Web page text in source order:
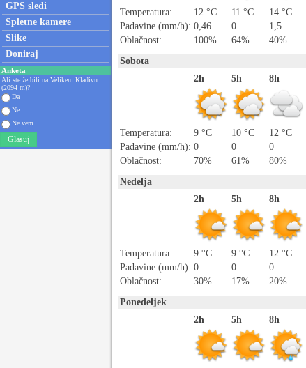
GPS sledi
Spletne kamere
Slike
Doniraj
Anketa
Ali ste že bili na Velikem Kladivu
(2094 m)?
Da
Ne
Ne vem
Glasuj
Temperatura:
12 °C
Padavine (mm/h): 0,46
Oblačnost:
100%
11 °C
0
64%
14 °C
1,5
40%
Sobota
2h
Temperatura:
9 °C
Padavine (mm/h): 0
Oblačnost:
70%
5h
10 °C
0
61%
8h
12 °C
0
80%
Nedelja
2h
Temperatura:
9 °C
Padavine (mm/h): 0
Oblačnost:
30%
5h
9 °C
0
17%
8h
12 °C
0
20%
Ponedeljek
2h
5h 8h